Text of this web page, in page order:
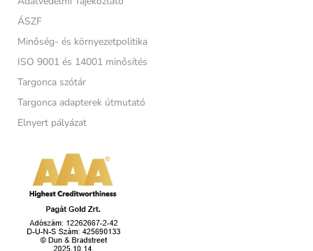
ÁSZF
Minőség- és környezetpolitika
ISO 9001 és 14001 minősítés
Targonca szótár
Targonca adapterek útmutató
Elnyert pályázat